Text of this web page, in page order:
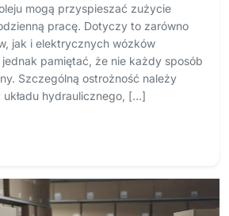
mogą przyspieszać zużycie
pracę. Dotyczy to zarówno
jak i elektrycznych wózków
pamiętać, że nie każdy sposób
Szczególną ostrożność należy
hydraulicznego, […]